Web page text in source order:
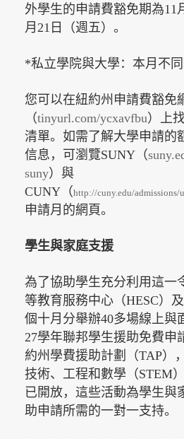
外學生的申請費豁免期為11
月21日（週五）。
*私立學院與大學：本月不同
您可以在紐約州申請費豁免
（tinyurl.com/ycxavfbu）上
清單。如需了解大學申請的
信息，可瀏覽SUNY（
suny）與
CUNY（http://cuny.edu/admissions/
申請月的網頁。
學生與家庭支援
為了協助學生充分利用這一
等教育服務中心（HESC）
個十月分舉辦40多場線上與
27學年聯邦學生援助免費申
約州學費援助計劃（TAP）
技術、工程和數學（STEM
已開放，這些活動為學生與
助申請所需的一對一支持。